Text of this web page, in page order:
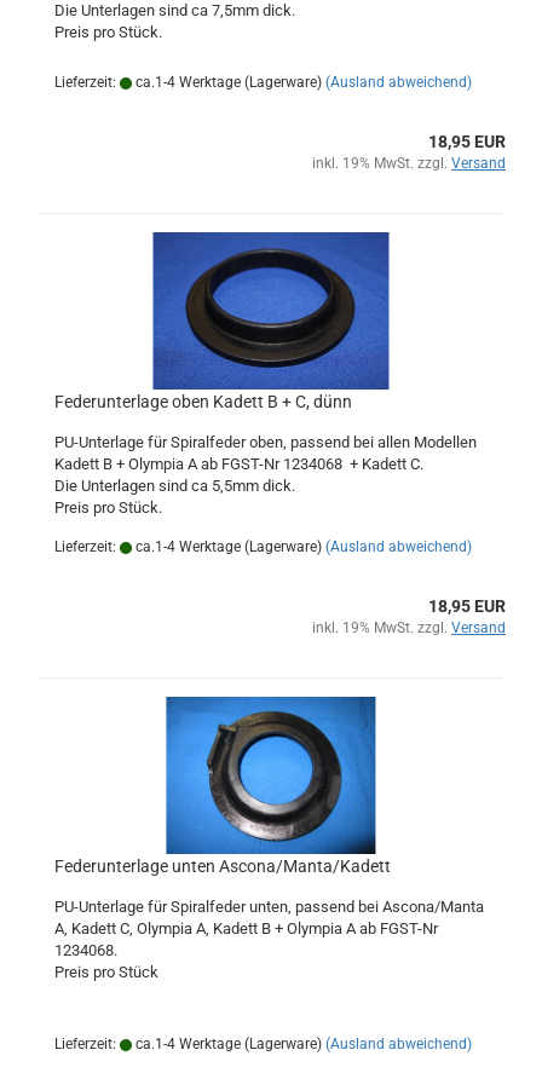
Die Unterlagen sind ca 7,5mm dick.
Preis pro Stück.
Lieferzeit: ca.1-4 Werktage (Lagerware) (Ausland abweichend)
18,95 EUR
inkl. 19% MwSt. zzgl. Versand
Federunterlage oben Kadett B + C, dünn
PU-Unterlage für Spiralfeder oben, passend bei allen Modellen
Kadett B + Olympia A ab FGST-Nr 1234068 + Kadett C.
Die Unterlagen sind ca 5,5mm dick.
Preis pro Stück.
Lieferzeit: ca.1-4 Werktage (Lagerware) (Ausland abweichend)
18,95 EUR
inkl. 19% MwSt. zzgl. Versand
Federunterlage unten Ascona/Manta/Kadett
PU-Unterlage für Spiralfeder unten, passend bei Ascona/Manta
A, Kadett C, Olympia A, Kadett B + Olympia A ab FGST-Nr
1234068.
Preis pro Stück
Lieferzeit: ca.1-4 Werktage (Lagerware) (Ausland abweichend)